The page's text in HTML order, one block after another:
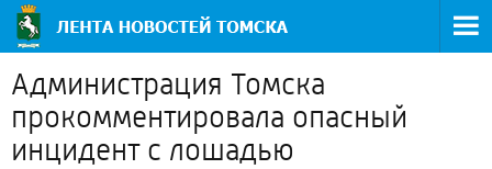
Администрация Томска
прокомментировала опасный
инцидент с лошадью